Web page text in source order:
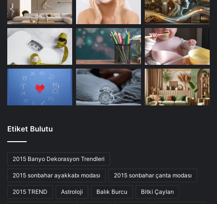
Etiket Bulutu
2015 Banyo Dekorasyon Trendleri
2015 sonbahar ayakkabı modası 2015 sonbahar çanta modası
2015 TREND Astroloji Balık Burcu Bitki Çayları